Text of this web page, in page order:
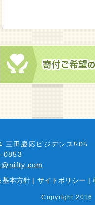
田慶応ビジデンス505
0853
基本方針 | サイトポリシー |
Copyright 2016